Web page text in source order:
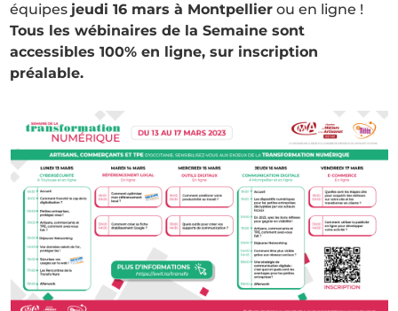
équipes jeudi 16 mars à Montpellier ou en ligne !
Tous les wébinaires de la Semaine sont
accessibles 100% en ligne, sur inscription
préalable.